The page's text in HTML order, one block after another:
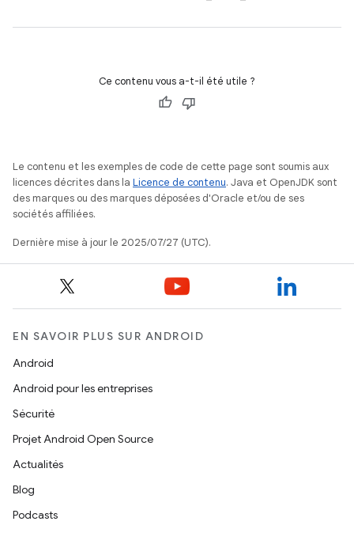
Ce contenu vous a-t-il été utile ?
Le contenu et les exemples de code de cette page sont soumis aux
licences décrites dans la Licence de contenu. Java et OpenJDK sont
des marques ou des marques déposées d'Oracle et/ou de ses
sociétés affiliées.
Dernière mise à jour le 2025/07/27 (UTC).
EN SAVOIR PLUS SUR ANDROID
Android
Android pour les entreprises
Sécurité
Projet Android Open Source
Actualités
Blog
Podcasts